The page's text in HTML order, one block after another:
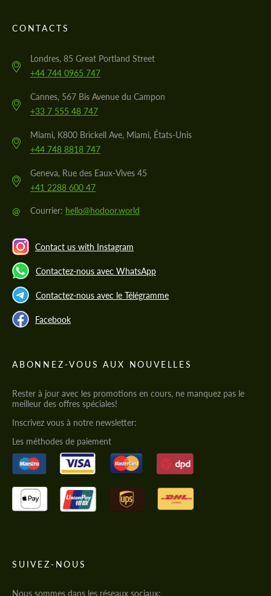
CONTACTS
Londres, 85 Great Portland Street
+44 744 0965 747
Cannes, 567 Bis Avenue du Campon
+33 7 555 48 747
Miami, K800 Brickell Ave, Miami, États-Unis
+44 748 8818 747
Geneva, Rue des Eaux-Vives 45
+41 2288 600 47
@ Courrier: hello@hodoor.world
Contact us with Instagram
Contactez-nous avec WhatsApp
Contactez-nous avec le Télégramme
Facebook
ABONNEZ-VOUS AUX NOUVELLES
Rester à jour avec les promotions en cours, ne manquez pas le
meilleur des offres spéciales!
Inscrivez vous à notre newsletter:
Les méthodes de paiement
SUIVEZ-NOUS
Nous sommes dans les réseaux sociaux: